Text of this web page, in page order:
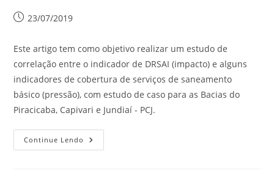
23/07/2019
Este artigo tem como objetivo realizar um estudo de
correlação entre o indicador de DRSAI (impacto) e alguns
indicadores de cobertura de serviços de saneamento
básico (pressão), com estudo de caso para as Bacias do
Piracicaba, Capivari e Jundiaí - PCJ.
Continue Lendo